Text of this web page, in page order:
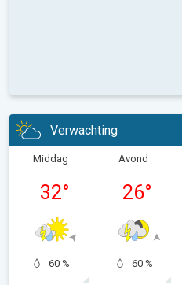
Verwachting
Middag
32°
60 %
Avond
26°
60 %